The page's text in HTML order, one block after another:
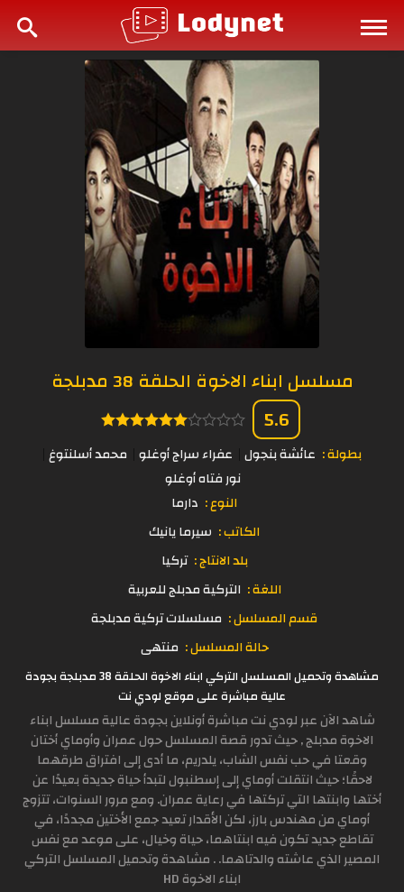
مسلسل ابناء الاخوة الحلقة 38 مدبلجة
5.6
بطولة : عائشة بنجول عفراء سراج أوغلو محمد أسلنتوغ
نور فتاه أوغلو
النوع : دارما
الكاتب : سيرما يانيك
بلد الانتاج : تركيا
اللغة : التركية مدبلج للعربية
قسم المسلسل : مسلسلات تركية مدبلجة
حالة المسلسل : منتهى
مشاهدة وتحميل المسلسل التركي ابناء الاخوة الحلقة 38 مدبلجة بجودة
عالية مباشرة على موقع لودي نت
شاهد الآن عبر لودي نت مباشرة أونلاين بجودة عالية مسلسل ابناء
الاخوة مدبلج , حيث تدور قصة المسلسل حول عمران وأوماي أختان
وقعتا في حب نفس الشاب، يلدريم، ما أدى إلى افتراق طرقهما
لاحقًا؛ حيث انتقلت أوماي إلى إسطنبول لتبدأ حياة جديدة بعيدًا عن
أختها وابنتها التي تركتها في رعاية عمران. ومع مرور السنوات، تتزوج
أوماي من مهندس بارز، لكن الأقدار تعيد جمع الأختين مجددًا، في
تقاطع جديد تكون فيه ابنتاهما، حياة وخيال، على موعد مع نفس
المصير الذي عاشته والدتاهما. . مشاهدة وتحميل المسلسل التركي
ابناء الاخوة HD